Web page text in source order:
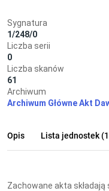
spraw
Sygnatura
1/248/0
Liczba serii
0
Liczba skanów
61
Archiwum
Archiwum Główne Akt
Opis Lista jednostek
Zachowane akta